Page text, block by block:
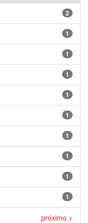
2
1
1
1
1
1
1
1
1
1
próximo >